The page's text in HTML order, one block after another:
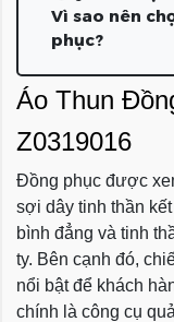
Vì sao nên
phục?
Áo Thun
Z0319016
Đồng phục được
sợi dây tinh thần
bình đẳng và tinh
ty. Bên cạnh đó,
nổi bật để khách
chính là công cụ